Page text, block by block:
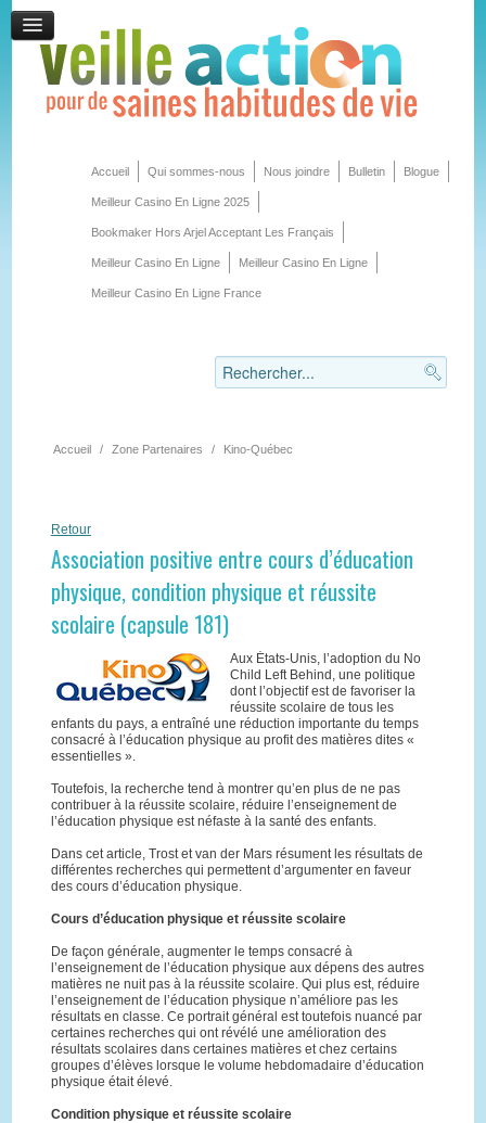
Accueil Qui sommes-nous Nous joindre Bulletin Blogue
Meilleur Casino En Ligne 2025
Bookmaker Hors Arjel Acceptant Les Français
Meilleur Casino En Ligne Meilleur Casino En Ligne
Meilleur Casino En Ligne France
Accueil / Zone Partenaires / Kino-Québec
Retour
Association positive entre cours d’éducation
physique, condition physique et réussite
scolaire (capsule 181)
Aux États-Unis, l’adoption du No
Child Left Behind, une politique
dont l’objectif est de favoriser la
réussite scolaire de tous les
enfants du pays, a entraîné une réduction importante du temps
consacré à l’éducation physique au profit des matières dites «
essentielles ».
Toutefois, la recherche tend à montrer qu’en plus de ne pas
contribuer à la réussite scolaire, réduire l’enseignement de
l’éducation physique est néfaste à la santé des enfants.
Dans cet article, Trost et van der Mars résument les résultats de
différentes recherches qui permettent d’argumenter en faveur
des cours d’éducation physique.
Cours d’éducation physique et réussite scolaire
De façon générale, augmenter le temps consacré à
l’enseignement de l’éducation physique aux dépens des autres
matières ne nuit pas à la réussite scolaire. Qui plus est, réduire
l’enseignement de l’éducation physique n’améliore pas les
résultats en classe. Ce portrait général est toutefois nuancé par
certaines recherches qui ont révélé une amélioration des
résultats scolaires dans certaines matières et chez certains
groupes d’élèves lorsque le volume hebdomadaire d’éducation
physique était élevé.
Condition physique et réussite scolaire